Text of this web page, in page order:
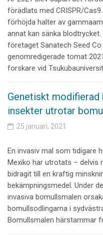
förädlats med CRISPR/
förhöjda halter av
annat kan sänka
företaget Sanatech Seed
genomredigerade tomat
forskare vid
Genetiskt
insekter utrotar
25 januari, 2021
En invasiv mal som tidigare
Mexiko har utrotats – delvis
bidragit till en kraftig
bekämpningsmedel. Under
invasiva bomullsmalen
bomullsodlingarna i
Bomullsmalen härstammar